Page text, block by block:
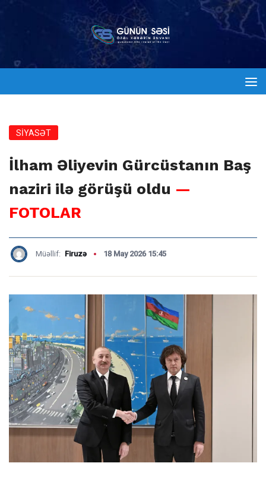
SİYASƏT
İlham Əliyevin Gürcüstanın Baş
naziri ilə görüşü oldu —
FOTOLAR
Müəllif: Firuzə 18 May 2026 15:45